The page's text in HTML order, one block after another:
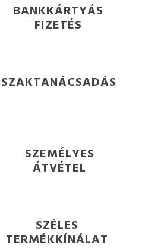
BANKKÁRTYÁS
FIZETÉS
SZAKTANÁCSADÁS
SZEMÉLYES
ÁTVÉTEL
SZÉLES
TERMÉKKÍNÁLAT